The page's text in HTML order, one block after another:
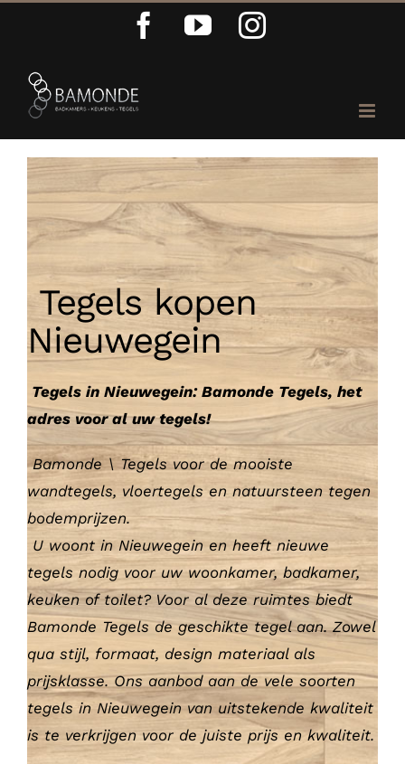
inhoud
Facebook
YouTubeInstagram
Tegels kopen
Nieuwegein
Tegels in Nieuwegein: Bamonde Tegels, het
adres voor al uw tegels!
Bamonde \ Tegels voor de mooiste
wandtegels, vloertegels en natuursteen tegen
bodemprijzen.
U woont in Nieuwegein en heeft nieuwe
tegels nodig voor uw woonkamer, badkamer,
keuken of toilet? Voor al deze ruimtes biedt
Bamonde Tegels de geschikte tegel aan. Zowel
qua stijl, formaat, design materiaal als
prijsklasse. Ons aanbod aan de vele soorten
tegels in Nieuwegein van uitstekende kwaliteit
is te verkrijgen voor de juiste prijs en kwaliteit.